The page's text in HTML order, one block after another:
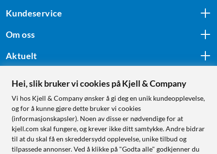
Kundeservice
Om oss
Aktuelt
Følg oss
Handle fra:
Sverige
Hei, slik bruker vi cookies på Kjell & Company
Vi hos Kjell & Company ønsker å gi deg en unik kundeopplevelse,
og for å kunne gjøre dette bruker vi cookies
(informasjonskapsler). Noen av disse er nødvendige for at
kjell.com skal fungere, og krever ikke ditt samtykke. Andre bidrar
til at du skal få en skreddersydd opplevelse, unike tilbud og
tilpassede annonser. Ved å klikke på "Godta alle" godkjenner du